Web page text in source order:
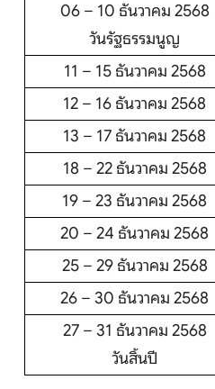
06 – 10 ธันวาคม 2568
วันรัฐธรรมนูญ
11 – 15 ธันวาคม 2568
12 – 16 ธันวาคม 2568
13 – 17 ธันวาคม 2568
18 – 22 ธันวาคม 2568
19 – 23 ธันวาคม 2568
20 – 24 ธันวาคม 2568
25 – 29 ธันวาคม 2568
26 – 30 ธันวาคม 2568
27 – 31 ธันวาคม 2568
วันสิ้นปี